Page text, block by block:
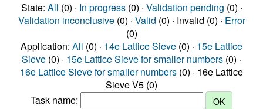
State: All (0) · In progress(0) · Validation pending (0) ·
Validation inconclusive(0) · Valid (0) · Invalid (0) · Error
(0)
Application: All (0) · 14e Lattice Sieve (0) · 15e Lattice
Sieve (0) · 15e Lattice Sieve for smaller numbers (0) ·
16e Lattice Sieve for smaller numbers (0) · 16e Lattice
Sieve V5 (0)
Task name: